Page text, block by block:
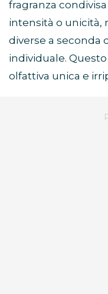
fragranza
intensità o unicità,
diverse a seconda
individuale.
olfattiva unica e